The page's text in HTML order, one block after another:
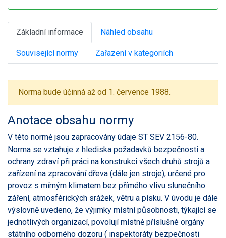
Základní informace Náhled obsahu
Související normy Zařazení v kategoriích
Norma bude účinná až od 1. července 1988.
Anotace obsahu normy
V této normě jsou zapracovány údaje ST SEV 2156-80.
Norma se vztahuje z hlediska požadavků bezpečnosti a
ochrany zdraví při práci na konstrukci všech druhů strojů a
zařízení na zpracování dřeva (dále jen stroje), určené pro
provoz s mírným klimatem bez přímého vlivu slunečního
záření, atmosférických srážek, větru a písku. V úvodu je dále
výslovně uvedeno, že výjimky místní působnosti, týkající se
jednotlivých organizací, povolují místně příslušné orgány
státního odborného dozoru ( inspektoráty bezpečnosti